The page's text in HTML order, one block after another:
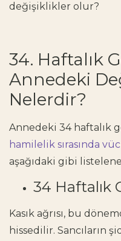
değişiklikler olur?
34. Haftalık
Annedeki
Nelerdir?
Annedeki 34 haftalık
hamilelik sırasında
aşağıdaki gibi
34 Haftalık
Kasık ağrısı, bu
hissedilir. Sancıların